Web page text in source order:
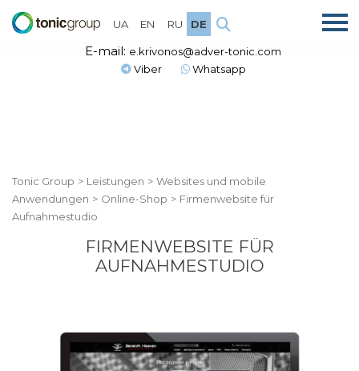
UA EN RU DE
E-mail: e.krivonos@adver-tonic.com
Viber
Whatsapp
Tonic Group > Leistungen > Websites und mobile
Anwendungen > Online-Shop > Firmenwebsite für
Aufnahmestudio
FIRMENWEBSITE FÜR
AUFNAHMESTUDIO